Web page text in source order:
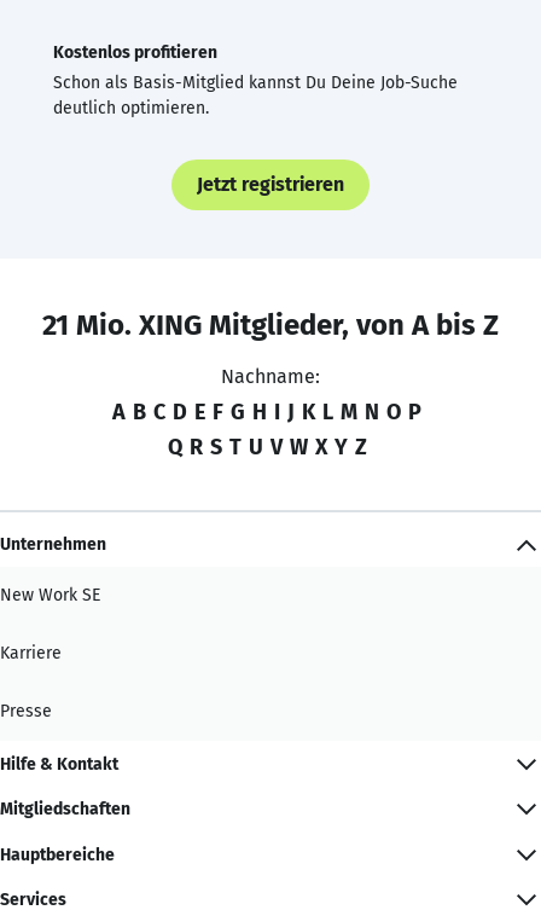
Kostenlos profitieren
Schon als Basis-Mitglied kannst Du Deine Job-Suche
deutlich optimieren.
Jetzt registrieren
21 Mio. XING Mitglieder, von A bis Z
Nachname:
A B C D E F G H I J K L M N O P
Q R S T U V W X Y Z
Unternehmen
New Work SE
Karriere
Presse
Hilfe & Kontakt
Mitgliedschaften
Hauptbereiche
Services